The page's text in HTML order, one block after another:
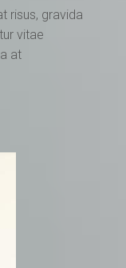
risus, gravida
vitae
at